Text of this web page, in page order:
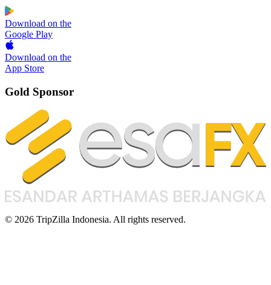
Download on the
Google Play
Download on the
App Store
Gold Sponsor
© 2026 TripZilla Indonesia. All rights reserved.